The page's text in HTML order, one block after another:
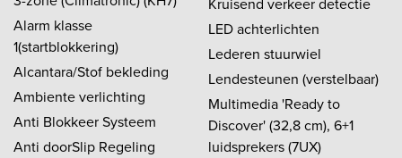
Alarm klasse
1(startblokkering)
Alcantara/Stof bekleding
Ambiente verlichting
Anti Blokkeer Systeem
Anti doorSlip Regeling
LED achterlichten
Lederen stuurwiel
Lendesteunen (verstelbaar)
Multimedia 'Ready to
Discover' (32,8 cm), 6+1
luidsprekers (7UX)